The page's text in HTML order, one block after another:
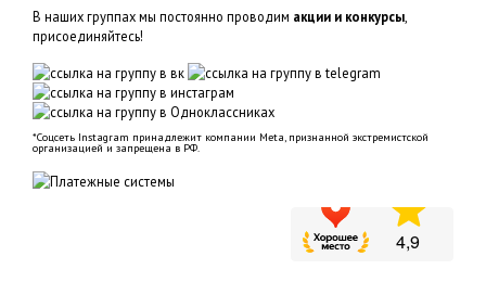
В наших группах мы постоянно проводим акции и конкурсы
присоединяйтесь!
*Соцсеть Instagram принадлежит компании Meta, признанной экстремистской
организацией и запрещена в РФ.